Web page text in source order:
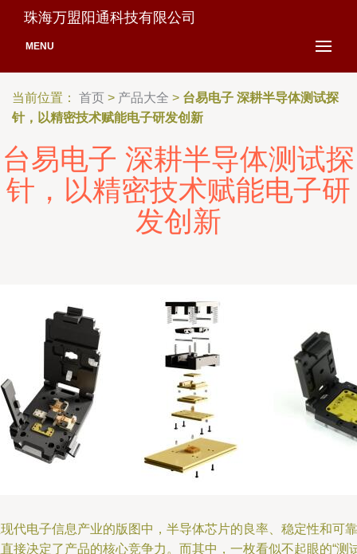
珠海万盟阳通科技有限公司
MENU
当前位置： 首页 > 产品大全 > 台易电子 深耕半导体测试探
针，以精密技术赋能电子研发创新
台易电子 深耕半导体测试探
针，以精密技术赋能电子研
发创新
代电子信息产业的版图中，半导体芯片的良率、稳定性和可靠
接决定了产品的核心竞争力。而其中，一枚看似不起眼的“测